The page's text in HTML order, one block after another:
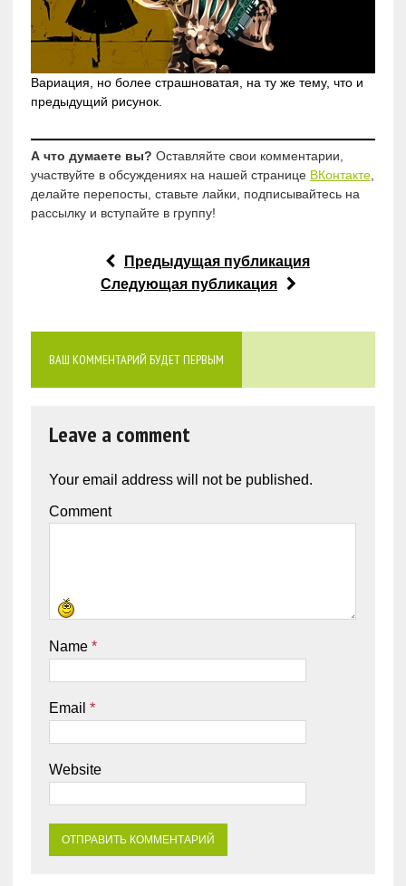
Вариация, но более страшноватая, на ту же тему, что и
предыдущий рисунок.
А что думаете вы? Оставляйте свои комментарии,
участвуйте в обсуждениях на нашей странице ВКонтакте,
делайте перепосты, ставьте лайки, подписывайтесь на
рассылку и вступайте в группу!
Предыдущая публикация
Следующая публикация
ВАШ КОММЕНТАРИЙ БУДЕТ ПЕРВЫМ
Leave a comment
Your email address will not be published.
Comment
Name *
Email *
Website